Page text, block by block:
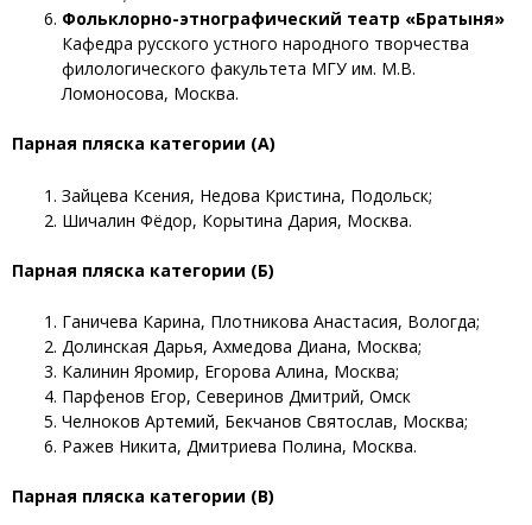
Фольклорно-этнографический театр «Братыня»
Кафедра русского устного народного творчества
филологического факультета МГУ им. М.В.
Ломоносова, Москва.
Парная пляска категории (А)
Зайцева Ксения, Недова Кристина, Подольск;
Шичалин Фёдор, Корытина Дария, Москва.
Парная пляска категории (Б)
Ганичева Карина, Плотникова Анастасия, Вологда;
Долинская Дарья, Ахмедова Диана, Москва;
Калинин Яромир, Егорова Алина, Москва;
Парфенов Егор, Северинов Дмитрий, Омск
Челноков Артемий, Бекчанов Святослав, Москва;
Ражев Никита, Дмитриева Полина, Москва.
Парная пляска категории (В)